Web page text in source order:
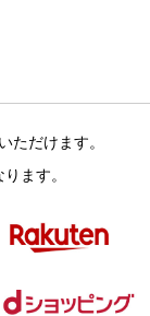
ただけます。
ます。